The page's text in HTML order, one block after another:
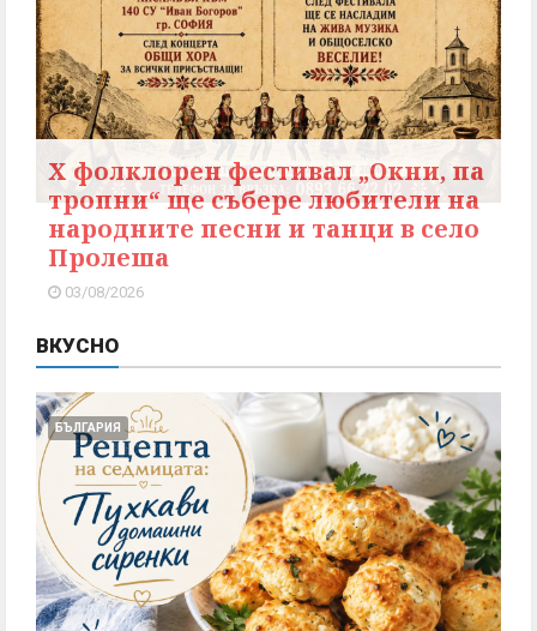
X фолклорен фестивал „Окни, па
тропни“ ще събере любители на
народните песни и танци в село
Пролеша
03/08/2026
ВКУСНО
БЪЛГАРИЯ